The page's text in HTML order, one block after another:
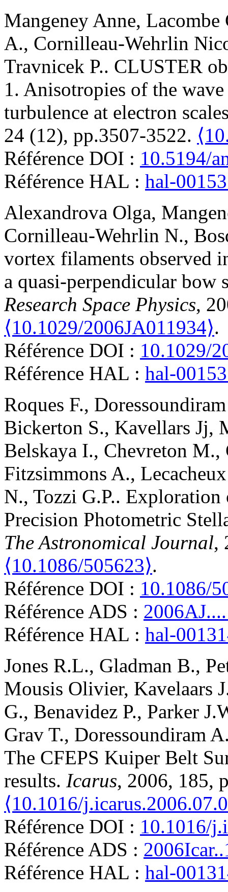
Mangeney Anne, Lacombe
A., Cornilleau-Wehrlin
Travnicek P.. CLUSTER
1. Anisotropies of the
turbulence at electron
24 (12), pp.3507-3522.
Référence DOI : 10.5194/
Référence HAL : hal-
Alexandrova Olga,
Cornilleau-Wehrlin N.,
vortex filaments observed
a quasi-perpendicular bow
Research Space Physics,
⟨10.1029/2006JA011934⟩.
Référence DOI : 10.1029/
Référence HAL : hal-
Roques F., Doressoundiram
Bickerton S., Kavellars Jj,
Belskaya I., Chevreton M.,
Fitzsimmons A., Lecacheux
N., Tozzi G.P.. Exploration
Precision Photometric
The Astronomical Journal,
⟨10.1086/505623⟩.
Référence DOI : 10.1086/
Référence ADS :
Référence HAL : hal-
Jones R.L., Gladman B.,
Mousis Olivier, Kavelaars
G., Benavidez P., Parker
Grav T., Doressoundiram
The CFEPS Kuiper Belt
results. Icarus, 2006, 185,
⟨10.1016/
Référence DOI : 10.1016/
Référence ADS :
Référence HAL : hal-